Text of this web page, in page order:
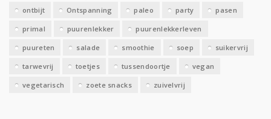
ontbijt Ontspanning paleo party pasen
primal puurenlekker puurenlekkerleven
puureten salade smoothie soep suikervrij
tarwevrij toetjes tussendoortje vegan
vegetarisch zoete snacks zuivelvrij